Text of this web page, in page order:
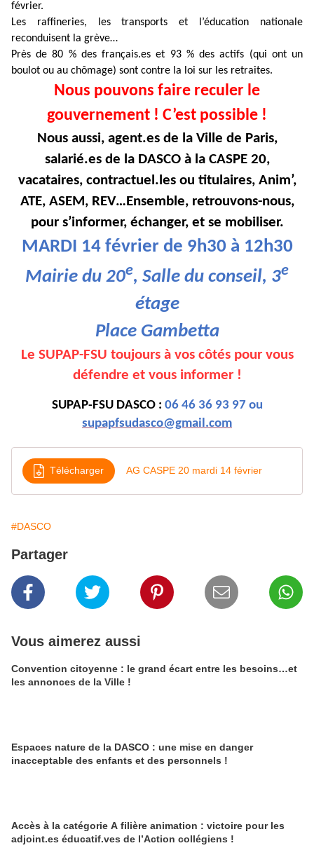
février.
Les raffineries, les transports et l’éducation nationale
reconduisent la grève…
Près de 80 % des français.es et 93 % des actifs (qui ont un
boulot ou au chômage) sont contre la loi sur les retraites.
Nous pouvons faire reculer le
gouvernement ! C’est possible !
Nous aussi, agent.es de la Ville de Paris,
salarié.es de la DASCO à la CASPE 20,
vacataires, contractuel.les ou titulaires, Anim’,
ATE, ASEM, REV…Ensemble, retrouvons-nous,
pour s’informer, échanger, et se mobiliser.
MARDI 14 février de 9h30 à 12h30
Mairie du 20e, Salle du conseil, 3e
étage
Place Gambetta
Le SUPAP-FSU toujours à vos côtés pour vous
défendre et vous informer !
SUPAP-FSU DASCO : 06 46 36 93 97 ou
supapfsudasco@gmail.com
Télécharger AG CASPE 20 mardi 14 février
#DASCO
Partager
Vous aimerez aussi
Convention citoyenne : le grand écart entre les besoins…et
les annonces de la Ville !
Espaces nature de la DASCO : une mise en danger
inacceptable des enfants et des personnels !
Accès à la catégorie A filière animation : victoire pour les
adjoint.es éducatif.ves de l’Action collégiens !